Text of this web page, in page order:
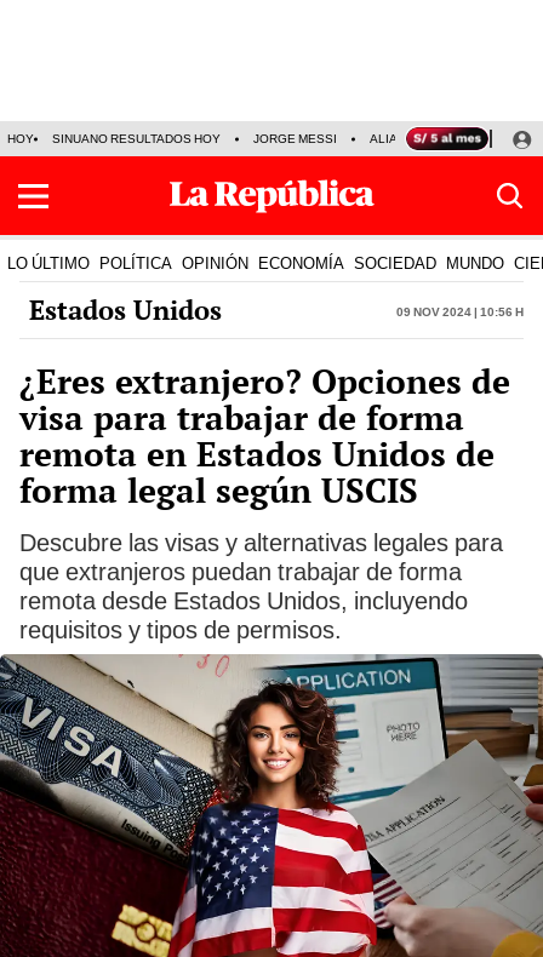
HOY SINUANO RESULTADOS HOY JORGE MESSI ALIANZA LIMA VS SPORT
LO ÚLTIMO POLÍTICA OPINIÓN ECONOMÍA SOCIEDAD MUNDO
Estados Unidos 09 Nov 2024 | 10:56 h
¿Eres extranjero? Opciones de
visa para trabajar de forma
remota en Estados Unidos de
forma legal según USCIS
Descubre las visas y alternativas legales para
que extranjeros puedan trabajar de forma
remota desde Estados Unidos, incluyendo
requisitos y tipos de permisos.